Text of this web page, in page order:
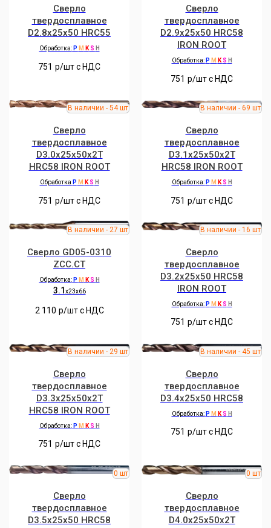
Сверло
твердосплавное
D2.8x25x50 HRC55
Обработка: P M K S H
751 р/шт c НДС
Сверло
твердосплавное
D2.9x25x50 HRC58
IRON ROOT
Обработка: P M K S H
751 р/шт c НДС
Сверло
твердосплавное
D3.0x25x50x2T
HRC58 IRON ROOT
Обработка P M K S H
751 р/шт c НДС
Сверло
твердосплавное
D3.1x25x50x2T
HRC58 IRON ROOT
Обработка: P M K S H
751 р/шт c НДС
Сверло GD05-0310
ZCC.CT
Обработка: P M K S H
3.1 x23x66
2 110 р/шт c НДС
Сверло
твердосплавное
D3.2x25x50 HRC58
IRON ROOT
Обработка: P M K S H
751 р/шт c НДС
Сверло
твердосплавное
D3.3x25x50x2T
HRC58 IRON ROOT
Обработка: P M K S H
751 р/шт c НДС
Сверло
твердосплавное
D3.4x25x50 HRC58
Обработка: P M K S H
751 р/шт c НДС
Сверло
твердосплавное
D3.5x25x50 HRC58
Сверло
твердосплавное
D4.0x25x50x2T